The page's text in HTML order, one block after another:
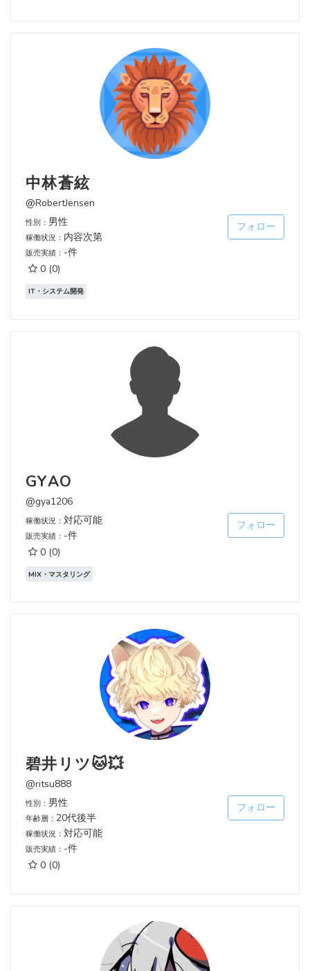
中林蒼絃
@RobertJensen
性別： 男性
稼働状況： 内容次第
販売実績： -件
0 (0)
フォロー
IT・システム開発
GYAO
@gya1206
稼働状況： 対応可能
販売実績： -件
0 (0)
フォロー
MIX・マスタリング
碧井リツ🐱💥
@ritsu888
性別： 男性
年齢層： 20代後半
稼働状況： 対応可能
販売実績： -件
0 (0)
フォロー